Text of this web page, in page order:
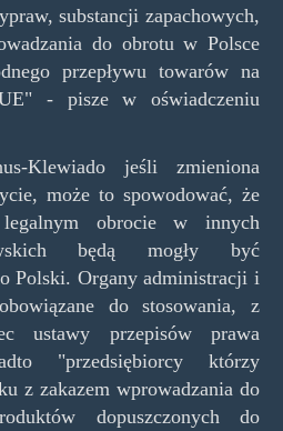
substancji zapachowych,
do obrotu w Polsce
przepływu towarów na
- pisze w oświadczeniu
Klewiado jeśli zmieniona
może to spowodować, że
obrocie w innych
będą mogły być
Polski. Organy administracji i
do stosowania, z
ustawy przepisów prawa
"przedsiębiorcy którzy
z zakazem wprowadzania do
dopuszczonych do